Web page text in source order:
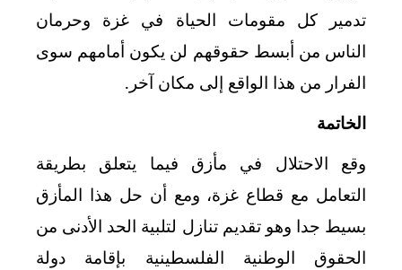
تدمير كل مقومات الحياة في غزة وحرمان
الناس من أبسط حقوقهم لن يكون أمامهم سوى
الفرار من هذا الواقع إلى مكان آخر.
الخاتمة
وقع الاحتلال في مأزق فيما يتعلق بطريقة
التعامل مع قطاع غزة، ومع أن حل هذا المأزق
بسيط جدا وهو تقديم تنازل لتلبية الحد الأدنى من
الحقوق الوطنية الفلسطينية بإقامة دولة